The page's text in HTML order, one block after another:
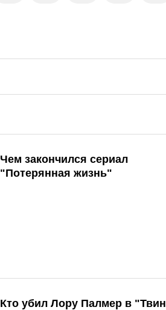
Чем закончился сериал
"Потерянная жизнь"
Кто убил Лору Палмер в "Твин